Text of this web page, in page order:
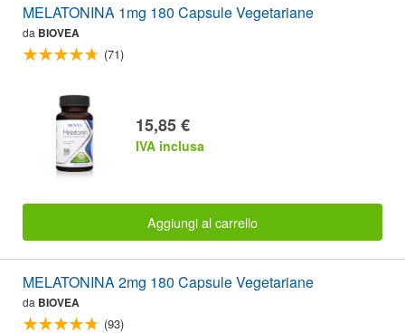
MELATONINA 1mg 180 Capsule Vegetariane
da BIOVEA
(71)
15,85 €
IVA inclusa
Aggiungi al carrello
MELATONINA 2mg 180 Capsule Vegetariane
da BIOVEA
(93)